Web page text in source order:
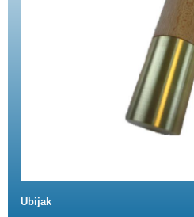
Ubijak